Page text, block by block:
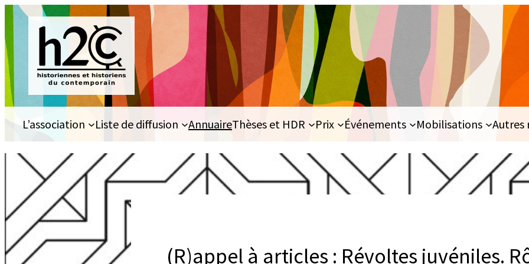
Aller
au
contenu
L’association Liste de diffusion AnnuaireThèses et HDR Prix Événements Mobilisations Autres
(R)appel à articles : Révoltes juvéniles.